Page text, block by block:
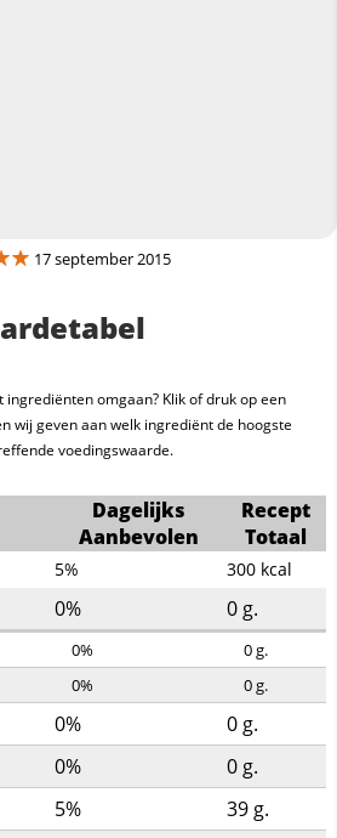
17 september 2015
omgaan? Klik of druk op een
wij geven aan welk ingrediënt de hoogste
voedingswaarde.
Dagelijks
Aanbevolen
Recept
Totaal
5% 300 kcal
0% 0 g.
0% 0g.
0% 0g.
0% 0 g.
0% 0 g.
5% 39 g.